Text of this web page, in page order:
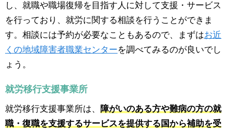
し、就職や職場復帰を目指す人に対して支援・サービス
を行っており、就労に関する相談を行うことができま
す。相談には予約が必要なこともあるので、まずはお近
くの地域障害者職業センターを調べてみるのが良いでし
ょう。
就労移行支援事業所
就労移行支援事業所は、
障がいのある方や難病の方の就
職・復職を支援するサービスを提供する国から補助を受